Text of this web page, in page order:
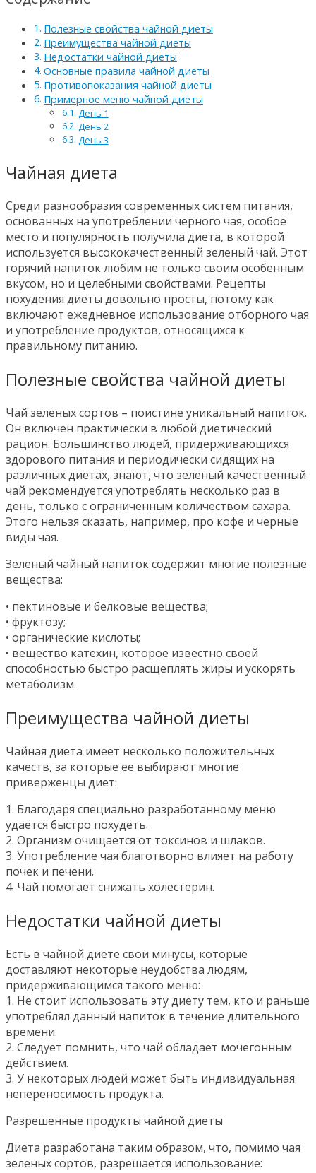
Полезные свойства чайной диеты
Преимущества чайной диеты
Недостатки чайной диеты
Основные правила чайной диеты
Противопоказания чайной диеты
Примерное меню чайной диеты
День 1
День 2
День 3
Чайная диета
Среди разнообразия современных систем питания,
основанных на употреблении черного чая, особое
место и популярность получила диета, в которой
используется высококачественный зеленый чай. Этот
горячий напиток любим не только своим особенным
вкусом, но и целебными свойствами. Рецепты
похудения диеты довольно просты, потому как
включают ежедневное использование отборного чая
и употребление продуктов, относящихся к
правильному питанию.
Полезные свойства чайной диеты
Чай зеленых сортов – поистине уникальный напиток.
Он включен практически в любой диетический
рацион. Большинство людей, придерживающихся
здорового питания и периодически сидящих на
различных диетах, знают, что зеленый качественный
чай рекомендуется употреблять несколько раз в
день, только с ограниченным количеством сахара.
Этого нельзя сказать, например, про кофе и черные
виды чая.
Зеленый чайный напиток содержит многие полезные
вещества:
• пектиновые и белковые вещества;
• фруктозу;
• органические кислоты;
• вещество катехин, которое известно своей
способностью быстро расщеплять жиры и ускорять
метаболизм.
Преимущества чайной диеты
Чайная диета имеет несколько положительных
качеств, за которые ее выбирают многие
приверженцы диет:
1. Благодаря специально разработанному меню
удается быстро похудеть.
2. Организм очищается от токсинов и шлаков.
3. Употребление чая благотворно влияет на работу
почек и печени.
4. Чай помогает снижать холестерин.
Недостатки чайной диеты
Есть в чайной диете свои минусы, которые
доставляют некоторые неудобства людям,
придерживающимся такого меню:
1. Не стоит использовать эту диету тем, кто и раньше
употреблял данный напиток в течение длительного
времени.
2. Следует помнить, что чай обладает мочегонным
действием.
3. У некоторых людей может быть индивидуальная
непереносимость продукта.
Разрешенные продукты чайной диеты
Диета разработана таким образом, что, помимо чая
зеленых сортов, разрешается использование: